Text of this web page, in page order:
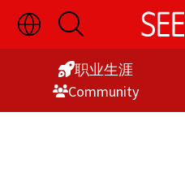
Skip
to
切
换
语
显
开
启
搜
索职业生涯
Commu­nity